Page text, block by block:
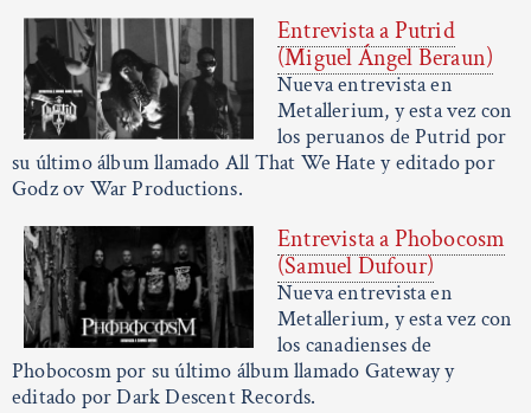
Entrevista a Putrid
(Miguel Ángel Beraun)
Nueva entrevista en
Metallerium, y esta vez con
los peruanos de Putrid por
su último álbum llamado All That We Hate y editado por
Godz ov War Productions.
Entrevista a Phobocosm
(Samuel Dufour)
Nueva entrevista en
Metallerium, y esta vez con
los canadienses de
Phobocosm por su último álbum llamado Gateway y
editado por Dark Descent Records.